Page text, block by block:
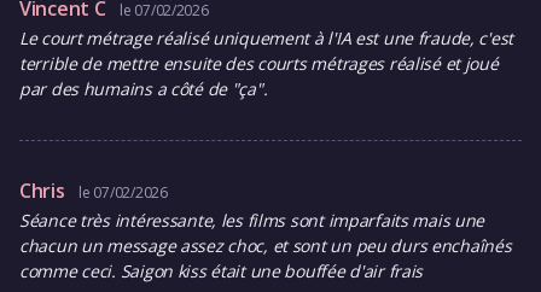
Vincent C le 07/02/2026
Le court métrage réalisé uniquement à l'IA est une fraude, c'est
terrible de mettre ensuite des courts métrages réalisé et joué
par des humains a côté de "ça".
Chris le 07/02/2026
Séance très intéressante, les films sont imparfaits mais une
chacun un message assez choc, et sont un peu durs enchaînés
comme ceci. Saigon kiss était une bouffée d'air frais